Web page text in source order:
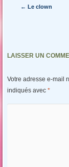
Navigation des
← Le clown
LAISSER UN
Votre adresse e-mail
indiqués avec *